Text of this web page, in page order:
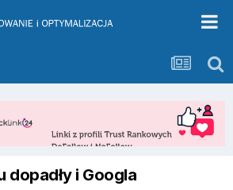
dopadły i Googla